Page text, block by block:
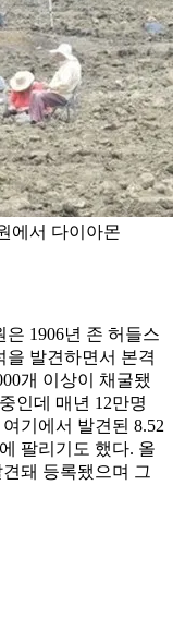
에서 다이아몬
1906년 존 허들스
을 발견하면서 본격
개 이상이 채굴됐
인데 매년 12만명
기에서 발견된 8.52
팔리기도 했다. 올
돼 등록됐으며 그